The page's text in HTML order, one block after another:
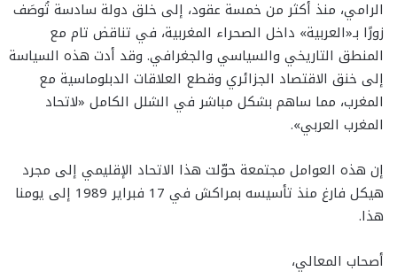
الرامي، منذ أكثر من خمسة عقود، إلى خلق دولة سادسة تُوصَف
زورًا بـ«العربية» داخل الصحراء المغربية، في تناقض تام مع
المنطق التاريخي والسياسي والجغرافي. وقد أدت هذه السياسة
إلى خنق الاقتصاد الجزائري وقطع العلاقات الدبلوماسية مع
المغرب، مما ساهم بشكل مباشر في الشلل الكامل «لاتحاد
المغرب العربي».
إن هذه العوامل مجتمعة حوّلت هذا الاتحاد الإقليمي إلى مجرد
هيكل فارغ منذ تأسيسه بمراكش في 17 فبراير 1989 إلى يومنا
هذا.
أصحاب المعالي،